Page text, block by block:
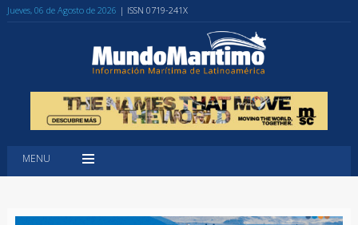
Jueves, 06 de Agosto de 2026 | ISSN 0719-241X
MENU